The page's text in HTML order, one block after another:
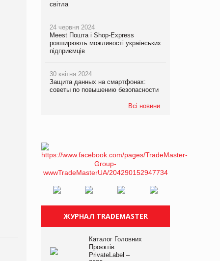
світла
24 червня 2024
Meest Пошта і Shop-Express
розширюють можливості українських
підприємців
30 квітня 2024
Защита данных на смартфонах:
советы по повышению безопасности
Всі новини
ЖУРНАЛ TRADEMASTER
Каталог Головних
Проєктів
PrivateLabel –